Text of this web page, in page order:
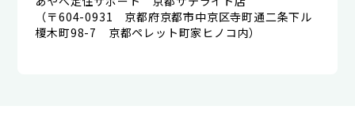
（〒604-0931 京都府京都市中京区寺町通二条下ル
榎木町98-7 京都ペレット町家ヒノコ内）